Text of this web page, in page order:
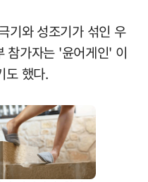
기와 성조기가 섞인 우
참가자는 '윤어게인' 이
도 했다.